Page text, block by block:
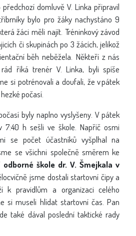
domluvě V. Linka připravil
bylo pro žáky nachystáno 9
žáci měli najít. Tréninkový závod
či skupinách po 3 žácích, jelikož
běh neběžela. Někteří z nás
rád říká trenér V. Linka, byli spíše
si potrénovali a doufali, že v pátek
počasí.
byly naplno vyslyšeny. V pátek
7:40 h sešli ve škole. Napříč osmi
se počet účastníků vyšplhal na
se všichni společně směrem ke
škole dr. V. Šmejkala v
jsme dostali startovní čipy a
k pravidlům a organizaci celého
si museli hlídat startovní čas. Pan
také dával poslední taktické rady